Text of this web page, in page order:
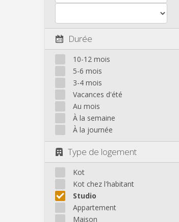
Durée
10-12 mois
5-6 mois
3-4 mois
Vacances d'été
Au mois
À la semaine
À la journée
Type de logement
Kot
Kot chez l'habitant
Studio
Appartement
Maison